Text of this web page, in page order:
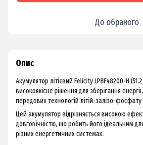
До обраного
Опис
Акумулятор літієвий Felicity LPBF48200-H
високоякісне рішення для зберігання
передових технологій літій-залізо-фосфату
Цей акумулятор відрізняється високою
довговічністю, що робить його ідеальним
різних енергетичних системах.